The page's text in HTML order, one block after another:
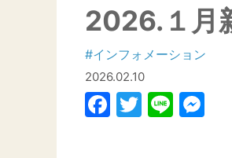
2026.１月
#インフォメーション
2026.02.10
Facebook
Twitter
Line